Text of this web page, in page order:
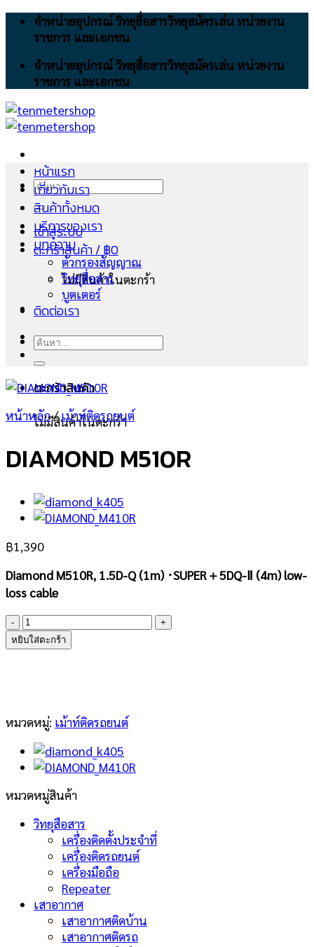
Skip
จำหน่ายอุปกรณ์ วิทยุสื่อสารวิทยุสมัครเล่น หน่วยงาน
ราชการ และเอกชน
จำหน่ายอุปกรณ์ วิทยุสื่อสารวิทยุสมัครเล่น หน่วยงาน
ราชการ และเอกชน
ค้นหา:
เข้าสู่ระบบ
ตะกร้าสินค้า /฿0
ไม่มีสินค้าในตะกร้า
ตะกร้าสินค้า
ไม่มีสินค้าในตะกร้า
หน้าแรก
เกี่ยวกับเรา
สินค้าทั้งหมด
บริการของเรา
บทความ
ตัวกรองสัญญาณ
วิทยุสื่อสาร
บูตเตอร์
ติดต่อเรา
ค้นหา:
หน้าหลัก/ เม้าท์ติดรถยนต์
DIAMOND M510R
฿1,390
Diamond M510R, 1.5D-Q (1m) ･SUPER＋5DQ-Ⅱ (4m) low-
loss cable
จำนวน
DIAMOND
M510R
หยิบใส่ตะกร้า
หมวดหมู่: เม้าท์ติดรถยนต์
หมวดหมู่สินค้า
วิทยุสือสาร
เครื่องติดตั้งประจำที่
เครื่องติดรถยนต์
เครื่องมือถือ
Repeater
เสาอากาศ
เสาอากาศติดบ้าน
เสาอากาศติดรถ